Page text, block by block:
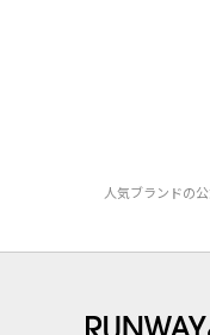
人気ブランドの